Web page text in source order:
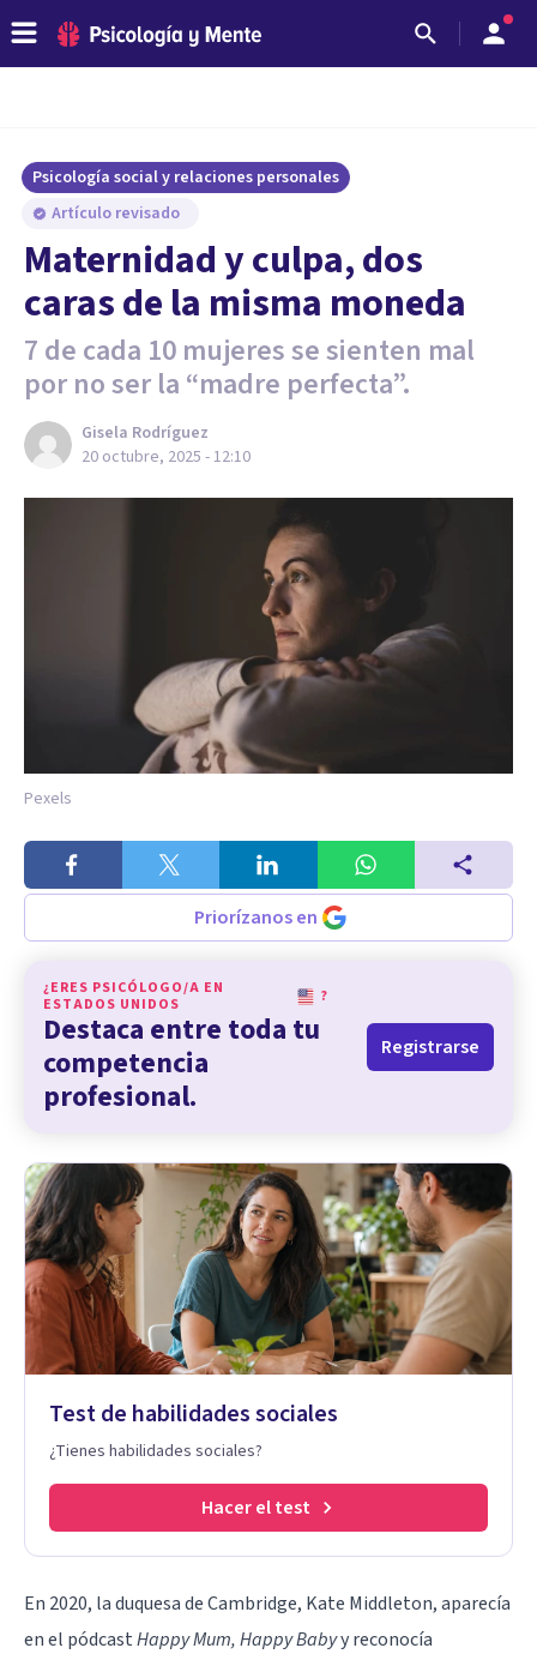
Psicología social y relaciones personales
Artículo revisado
Maternidad y culpa, dos
caras de la misma moneda
7 de cada 10 mujeres se sienten mal
por no ser la “madre perfecta”.
Gisela Rodríguez
20 octubre, 2025 - 12:10
Pexels
Priorízanos en
¿ERES PSICÓLOGO/A EN
ESTADOS UNIDOS
?
Destaca entre toda tu
competencia
profesional.
Registrarse
Test de habilidades sociales
¿Tienes habilidades sociales?
Hacer el test
En 2020, la duquesa de Cambridge, Kate Middleton, aparecía
en el pódcastHappy Mum, Happy Babyy reconocía